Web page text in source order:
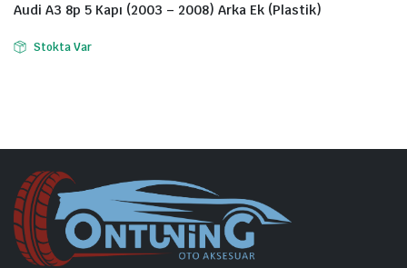
Audi A3 8p 5 Kapı (2003 – 2008) Arka Ek (Plastik)
Stokta Var